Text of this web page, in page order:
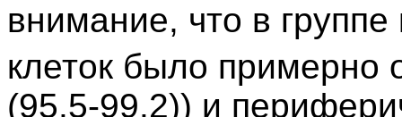
внимание, что в
клеток было
(95.5-99.2)) и